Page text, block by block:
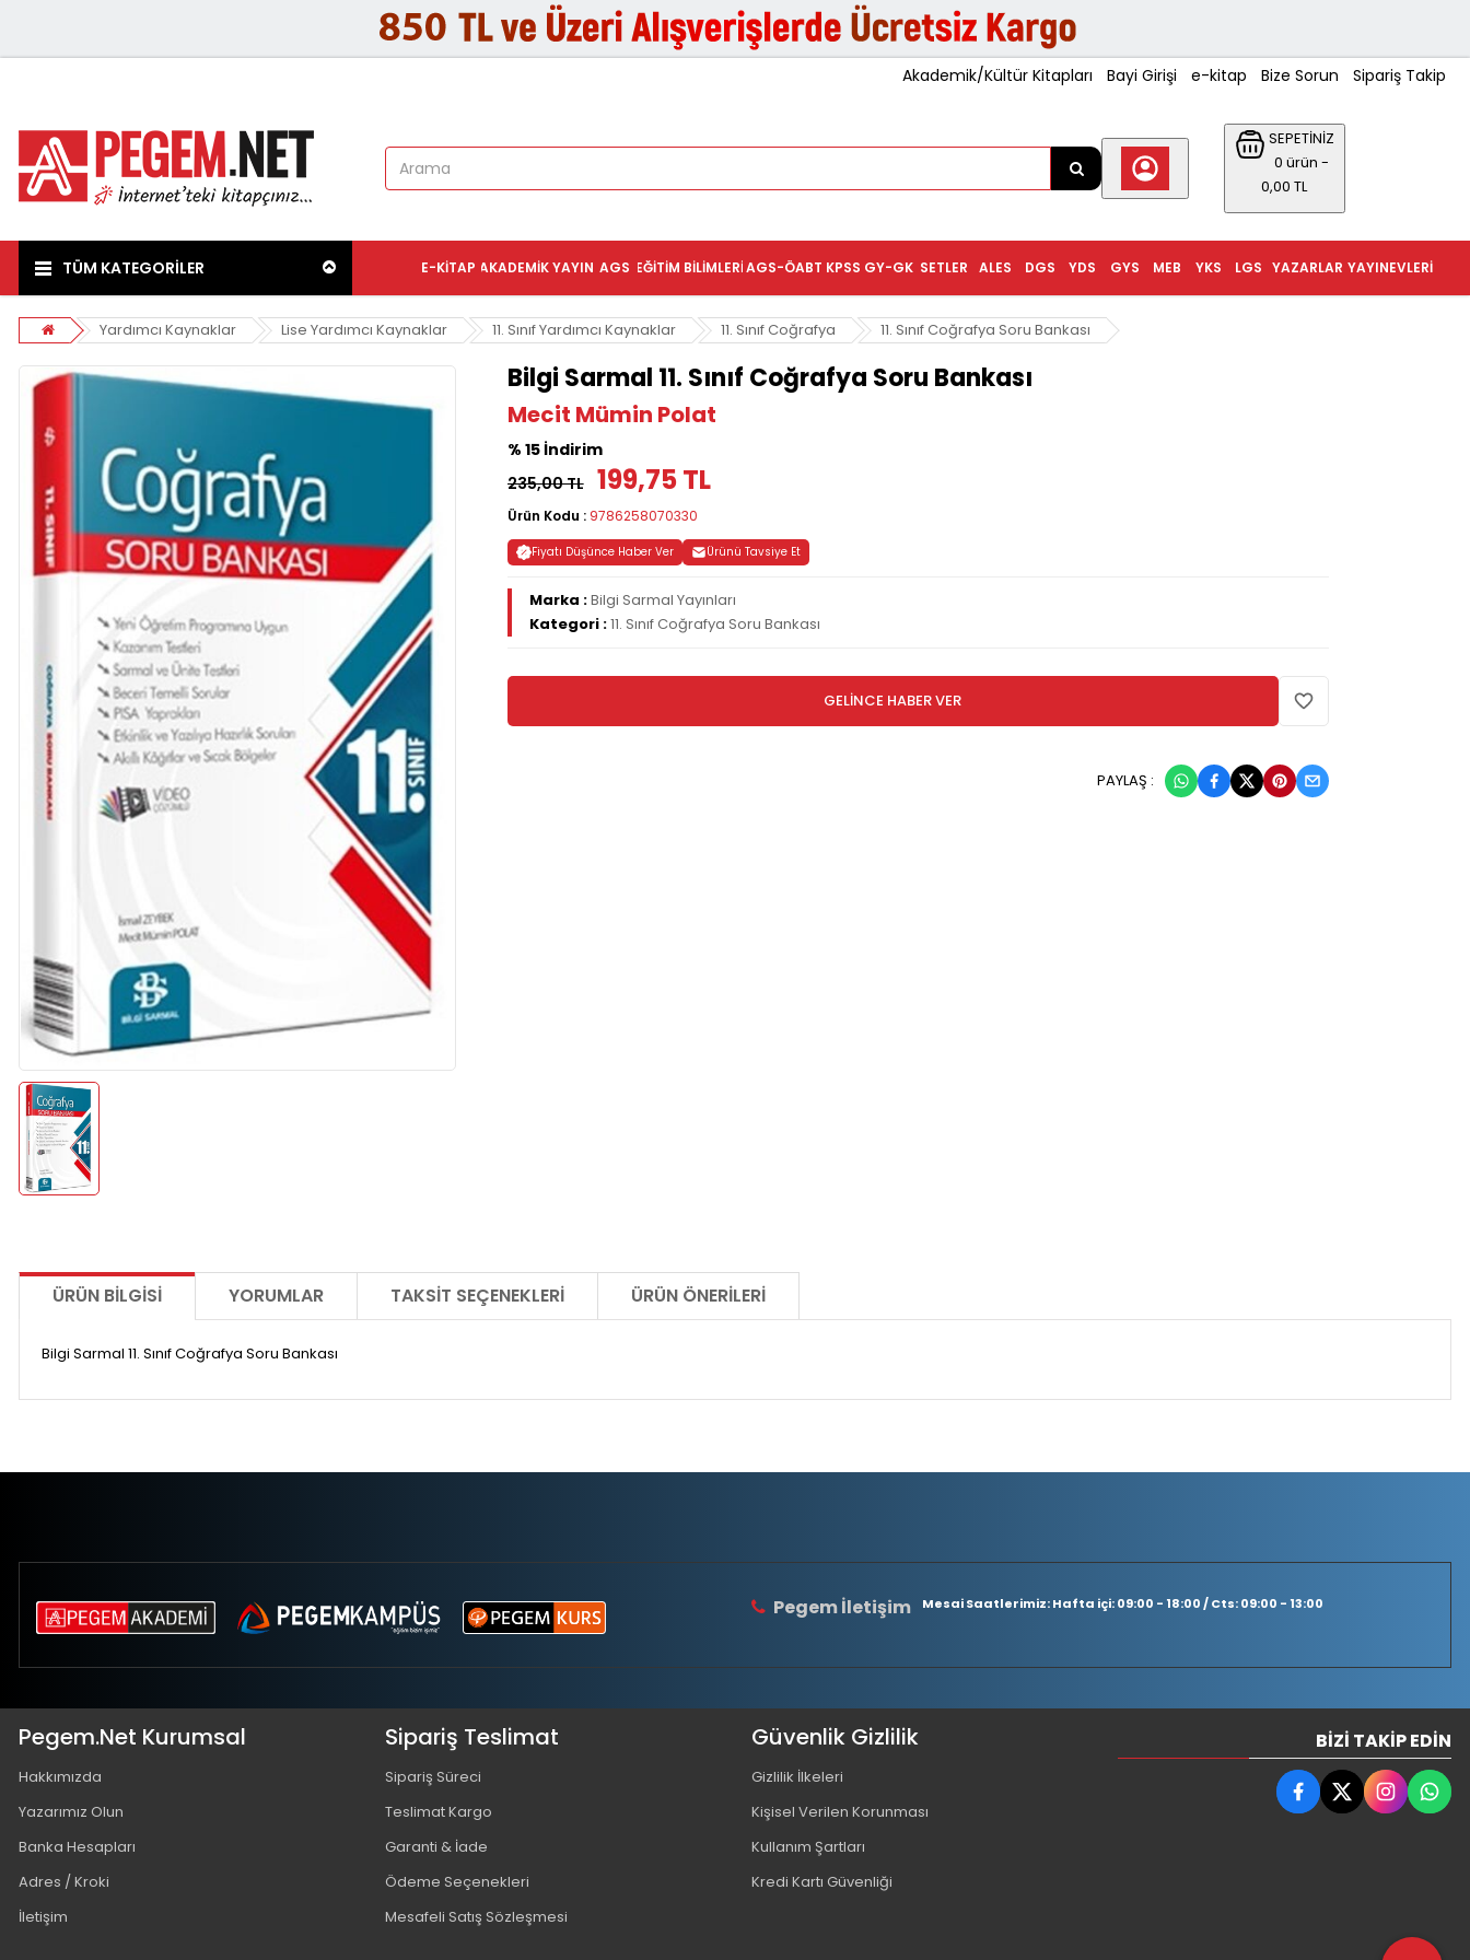
Akademik/Kültür Kitapları Bayi Girişi e-kitap Bize Sorun Sipariş Takip
SEPETİNİZ
0 ürün -
0,00 TL
TÜM KATEGORİLER YAYINEVLERI
YAZARLAR
LGS
YKS
MEB
GYS
YDS
DGS
ALES
SETLER
KPSS GY-GK
AGS-ÖABT
EĞITIM BILIMLERI
AGS
AKADEMIK YAYIN
E-KITAP
Yardımcı Kaynaklar Lise Yardımcı Kaynaklar 11. Sınıf Yardımcı Kaynaklar 11. Sınıf Coğrafya 11. Sınıf Coğrafya Soru Bankası
Bilgi Sarmal 11. Sınıf Coğrafya Soru Bankası
Mecit Mümin Polat
% 15 İndirim
235,00 TL
199,75 TL
Ürün Kodu : 9786258070330
Fiyatı Düşünce Haber Ver Ürünü Tavsiye Et
Marka :Bilgi Sarmal Yayınları
Kategori :11. Sınıf Coğrafya Soru Bankası
GELİNCE HABER VER
PAYLAŞ :
ÜRÜN BILGISI YORUMLAR TAKSIT SEÇENEKLERI ÜRÜN ÖNERILERI
Bilgi Sarmal 11. Sınıf Coğrafya Soru Bankası
Pegem İletişim Mesai Saatlerimiz: Hafta içi: 09:00 - 18:00 / Cts: 09:00 - 13:00
Pegem.Net Kurumsal
Hakkımızda
Yazarımız Olun
Banka Hesapları
Adres / Kroki
İletişim
Sipariş Teslimat
Sipariş Süreci
Teslimat Kargo
Garanti & İade
Ödeme Seçenekleri
Mesafeli Satış Sözleşmesi
Güvenlik Gizlilik
Gizlilik İlkeleri
Kişisel Verilen Korunması
Kullanım Şartları
Kredi Kartı Güvenliği
BIZI TAKIP EDIN